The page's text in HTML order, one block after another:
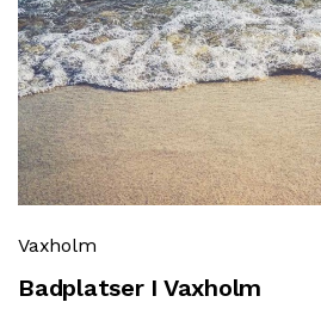
Vaxholm
Badplatser I Vaxholm